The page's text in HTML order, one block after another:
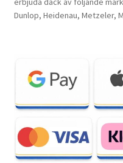
Dunlop, Heidenau, Metzeler,